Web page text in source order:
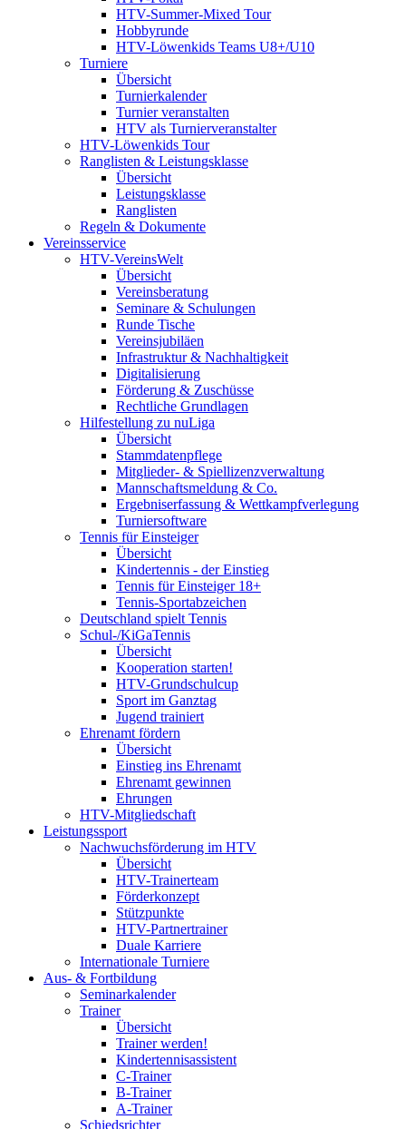
HTV-Summer-Mixed Tour
Hobbyrunde
HTV-Löwenkids Teams U8+/U10
Turniere
Übersicht
Turnierkalender
Turnier veranstalten
HTV als Turnierveranstalter
HTV-Löwenkids Tour
Ranglisten & Leistungsklasse
Übersicht
Leistungsklasse
Ranglisten
Regeln & Dokumente
Vereinsservice
HTV-VereinsWelt
Übersicht
Vereinsberatung
Seminare & Schulungen
Runde Tische
Vereinsjubiläen
Infrastruktur & Nachhaltigkeit
Digitalisierung
Förderung & Zuschüsse
Rechtliche Grundlagen
Hilfestellung zu nuLiga
Übersicht
Stammdatenpflege
Mitglieder- & Spiellizenzverwaltung
Mannschaftsmeldung & Co.
Ergebniserfassung & Wettkampfverlegung
Turniersoftware
Tennis für Einsteiger
Übersicht
Kindertennis - der Einstieg
Tennis für Einsteiger 18+
Tennis-Sportabzeichen
Deutschland spielt Tennis
Schul-/KiGaTennis
Übersicht
Kooperation starten!
HTV-Grundschulcup
Sport im Ganztag
Jugend trainiert
Ehrenamt fördern
Übersicht
Einstieg ins Ehrenamt
Ehrenamt gewinnen
Ehrungen
HTV-Mitgliedschaft
Leistungssport
Nachwuchsförderung im HTV
Übersicht
HTV-Trainerteam
Förderkonzept
Stützpunkte
HTV-Partnertrainer
Duale Karriere
Internationale Turniere
Aus- & Fortbildung
Seminarkalender
Trainer
Übersicht
Trainer werden!
Kindertennisassistent
C-Trainer
B-Trainer
A-Trainer
Schiedsrichter